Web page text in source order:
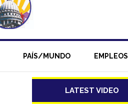
PAÍS/MUNDO EMPLEOS
LATEST VIDEO